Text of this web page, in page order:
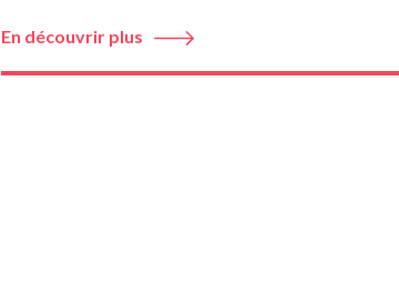
En découvrir plus